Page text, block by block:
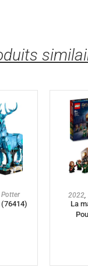
2022,
La